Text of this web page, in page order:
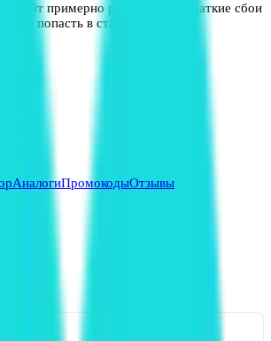
сайт примерно раз в 3 часа. Краткие сбои
не попасть в статистику.
АналогиПромокодыОтзывы